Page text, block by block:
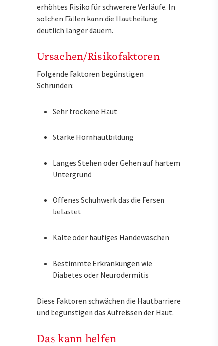
erhöhtes Risiko für schwerere Verläufe. In
solchen Fällen kann die Hautheilung
deutlich länger dauern.
Ursachen/Risikofaktoren
Folgende Faktoren begünstigen
Schrunden:
Sehr trockene Haut
Starke Hornhautbildung
Langes Stehen oder Gehen auf hartem
Untergrund
Offenes Schuhwerk das die Fersen
belastet
Kälte oder häufiges Händewaschen
Bestimmte Erkrankungen wie
Diabetes oder Neurodermitis
Diese Faktoren schwächen die Hautbarriere
und begünstigen das Aufreissen der Haut.
Das kann helfen